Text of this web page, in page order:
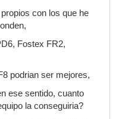
con los que he
Fostex FR2,
podrian ser mejores,
ese sentido, cuanto
la conseguiria?